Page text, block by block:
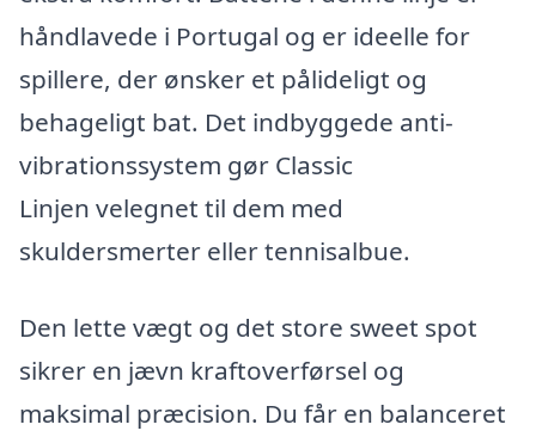
håndlavede i Portugal og er ideelle for
spillere, der ønsker et pålideligt og
behageligt bat. Det indbyggede anti-
vibrationssystem gør Classic
Linjen velegnet til dem med
skuldersmerter eller tennisalbue.
Den lette vægt og det store sweet spot
sikrer en jævn kraftoverførsel og
maksimal præcision. Du får en balanceret